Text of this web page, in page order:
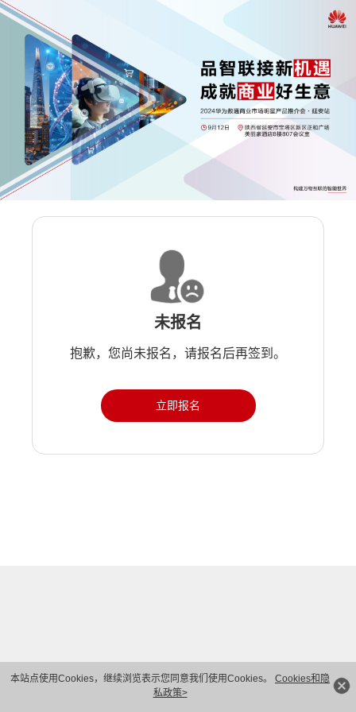
本站点使用Cookies，继续浏览表示您同意我们使用Cookies。 Cookies和隐
私政策>
未报名
抱歉，您尚未报名，请报名后再签到。
立即报名